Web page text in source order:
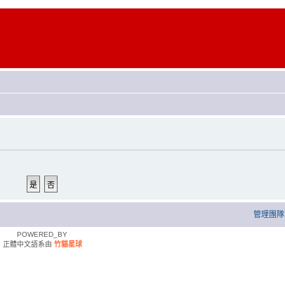
管理團隊
POWERED_BY
正體中文語系由 竹貓星球